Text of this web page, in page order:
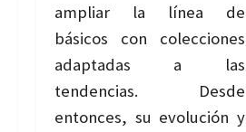
ampliar la línea de
básicos con colecciones
adaptadas a las
tendencias. Desde
entonces, su evolución y